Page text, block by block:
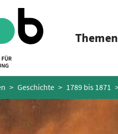
Themen
Geschichte 1789 bis 1871